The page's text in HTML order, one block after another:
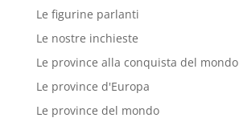
Le figurine parlanti
Le nostre inchieste
Le province alla conquista del mondo
Le province d'Europa
Le province del mondo